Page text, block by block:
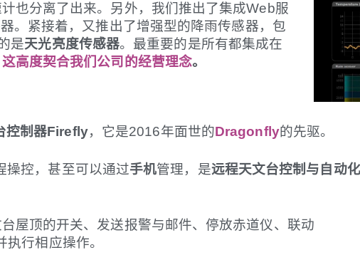
也分离了出来。另外，我们推出了集成Web服
。紧接着，又推出了增强型的降雨传感器，包
是天光亮度传感器。最重要的是所有都集成在
这高度契合我们公司的经营理念。
控制器Firefly，它是2016年面世的Dragonfly的先驱。
操控，甚至可以通过手机管理，是远程天文台控制与自动
屋顶的开关、发送报警与邮件、停放赤道仪、联动
行相应操作。